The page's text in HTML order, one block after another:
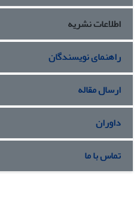
اطلاعات نشریه
راهنمای نویسندگان
ارسال مقاله
داوران
تماس با ما